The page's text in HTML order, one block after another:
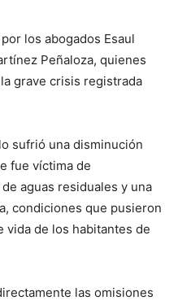
los abogados Esaul
Peñaloza, quienes
grave crisis registrada
sufrió una disminución
fue víctima de
aguas residuales y una
condiciones que pusieron
vida de los habitantes de
las omisiones